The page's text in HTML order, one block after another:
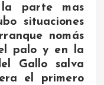
parte mas
situaciones
nomás
palo y en la
Gallo salva
el primero